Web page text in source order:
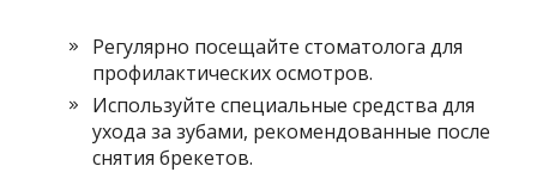
Регулярно посещайте стоматолога для
профилактических осмотров.
Используйте специальные средства для
ухода за зубами, рекомендованные после
снятия брекетов.